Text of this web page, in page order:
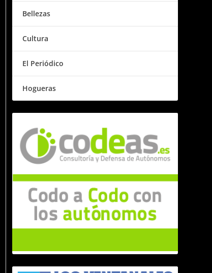
Bellezas
Cultura
El Periódico
Hogueras